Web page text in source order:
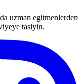
uzman egitmenlerden
tasiyin.